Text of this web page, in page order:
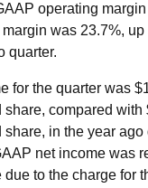
operating
was 23.7%,
quarter.
for the quarter was
share, compared with
in the year ago
net income was
due to the charge for